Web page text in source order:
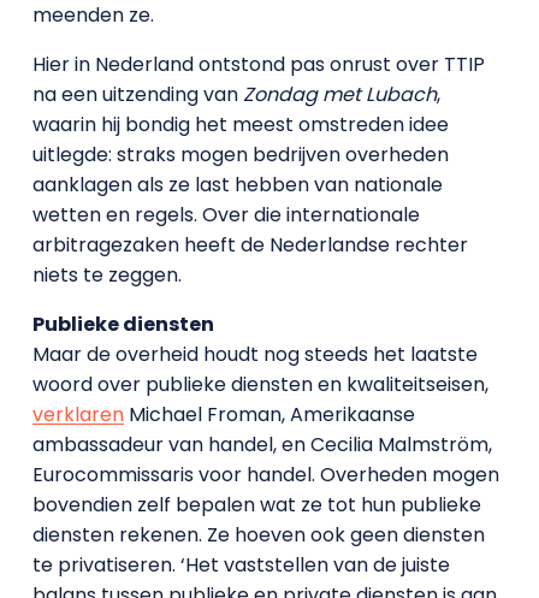
meenden ze.
Hier in Nederland ontstond pas onrust over TTIP
na een uitzending vanZondag met Lubach,
waarin hij bondig het meest omstreden idee
uitlegde: straks mogen bedrijven overheden
aanklagen als ze last hebben van nationale
wetten en regels. Over die internationale
arbitragezaken heeft de Nederlandse rechter
niets te zeggen.
Publieke diensten
Maar de overheid houdt nog steeds het laatste
woord over publieke diensten en kwaliteitseisen,
verklarenMichael Froman, Amerikaanse
ambassadeur van handel, en Cecilia Malmström,
Eurocommissaris voor handel. Overheden mogen
bovendien zelf bepalen wat ze tot hun publieke
diensten rekenen. Ze hoeven ook geen diensten
te privatiseren. ‘Het vaststellen van de juiste